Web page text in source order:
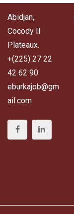
Abidjan,
Cocody II
Plateaux.
+(225) 27 22
42 62 90
eburkajob@gm
ail.com